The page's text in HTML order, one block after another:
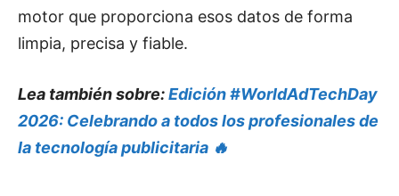
motor que proporciona esos datos de forma
limpia, precisa y fiable.
Lea también sobre:Edición #WorldAdTechDay
2026: Celebrando a todos los profesionales de
la tecnología publicitaria 🔥